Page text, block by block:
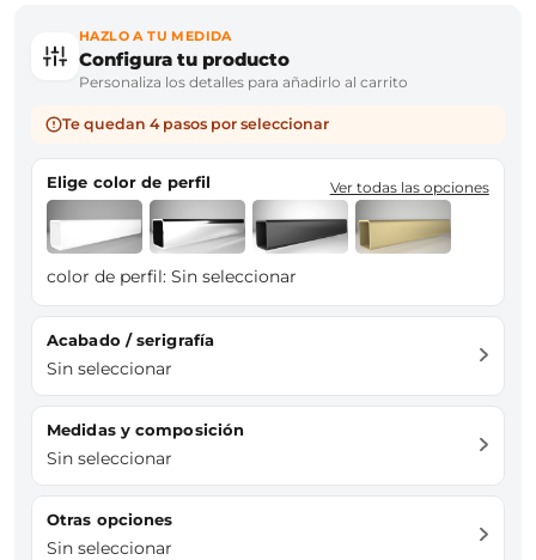
HAZLO A TU MEDIDA
Configura tu producto
Personaliza los detalles para añadirlo al carrito
Te quedan 4 pasos por seleccionar
Elige color de perfil Ver todas las opciones
color de perfil: Sin seleccionar
Acabado / serigrafía
Sin seleccionar
Medidas y composición
Sin seleccionar
Otras opciones
Sin seleccionar